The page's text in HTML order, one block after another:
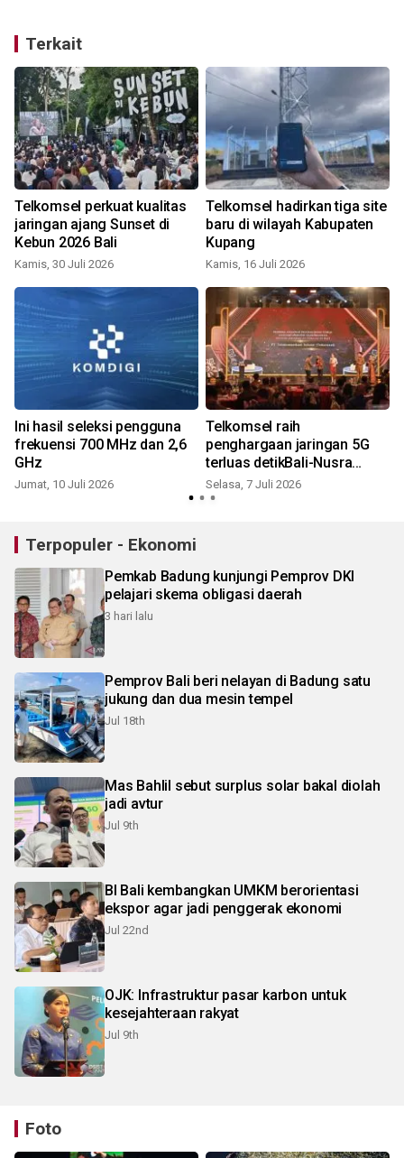
Terkait
Telkomsel perkuat kualitas
jaringan ajang Sunset di
Kebun 2026 Bali
Kamis, 30 Juli 2026
Telkomsel hadirkan tiga site
baru di wilayah Kabupaten
Kupang
Kamis, 16 Juli 2026
Ini hasil seleksi pengguna
frekuensi 700 MHz dan 2,6
GHz
Jumat, 10 Juli 2026
Telkomsel raih
penghargaan jaringan 5G
terluas detikBali-Nusra
Awards
Selasa, 7 Juli 2026
Terpopuler - Ekonomi
Pemkab Badung kunjungi Pemprov DKI
pelajari skema obligasi daerah
3 hari lalu
Pemprov Bali beri nelayan di Badung satu
jukung dan dua mesin tempel
Jul 18th
Mas Bahlil sebut surplus solar bakal diolah
jadi avtur
Jul 9th
BI Bali kembangkan UMKM berorientasi
ekspor agar jadi penggerak ekonomi
Jul 22nd
OJK: Infrastruktur pasar karbon untuk
kesejahteraan rakyat
Jul 9th
Foto